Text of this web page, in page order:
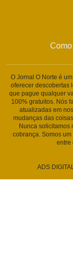
O Jornal O Norte é
oferecer descobertas
que pague qualquer
100% gratuitos. Nós
atualizadas em
mudanças das
Nunca solicitamos
cobrança. Somos
entre
ADS